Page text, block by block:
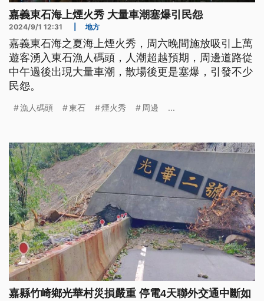
嘉義東石海上煙火秀 大量車潮塞爆引民怨
2024/9/1 12:31 地方
嘉義東石海之夏海上煙火秀，周六晚間施放吸引上萬
遊客湧入東石漁人碼頭，人潮超越預期，周邊道路從
中午過後出現大量車潮，散場後更是塞爆，引發不少
民怨。
漁人碼頭 東石 煙火秀 周邊 ...
嘉縣竹崎鄉光華村災損嚴重 停電4天聯外交通中斷如